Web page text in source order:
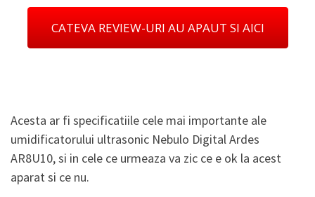
CATEVA REVIEW-URI AU APAUT SI AICI
Acesta ar fi specificatiile cele mai importante ale
umidificatorului ultrasonic Nebulo Digital Ardes
AR8U10, si in cele ce urmeaza va zic ce e ok la acest
aparat si ce nu.